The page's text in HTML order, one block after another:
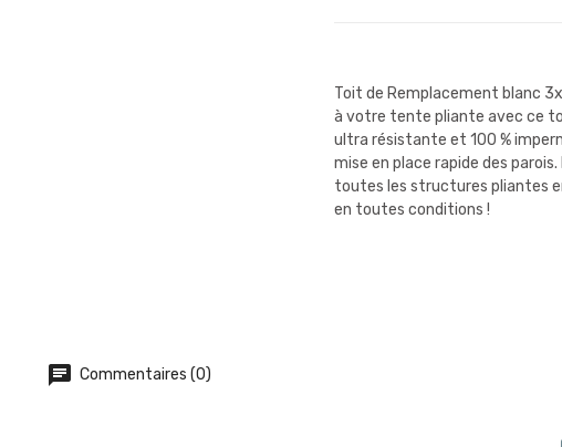
Toit de Remplacement blanc
à votre tente pliante avec ce
ultra résistante et 100 %
mise en place rapide des
toutes les structures pliantes
en toutes conditions !
Commentaires (0)